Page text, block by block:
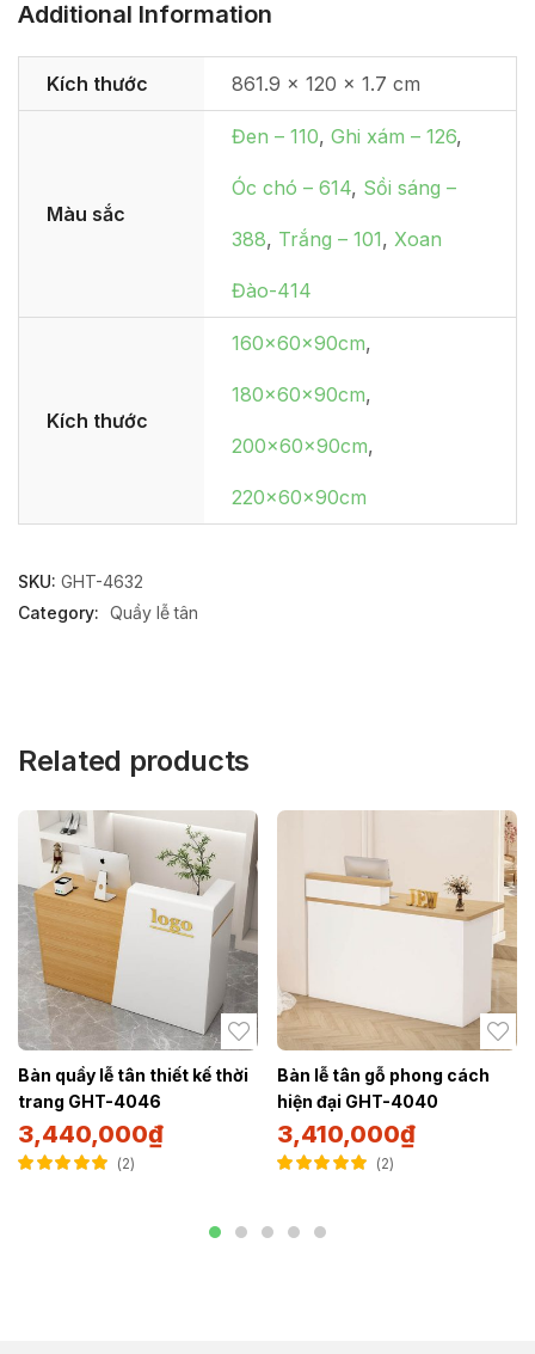
Additional Information
Kích thước 861.9 × 120 × 1.7 cm
Màu sắc
Đen – 110, Ghi xám – 126,
Óc chó – 614, Sồi sáng –
388, Trắng – 101, Xoan
Đào-414
Kích thước
160x60x90cm,
180x60x90cm,
200x60x90cm,
220x60x90cm
SKU: GHT-4632
Category: Quầy lễ tân
Related products
Bàn quầy lễ tân thiết kế thời
trang GHT-4046
3,440,000₫
2
Bàn lễ tân gỗ phong cách
hiện đại GHT-4040
3,410,000₫
2